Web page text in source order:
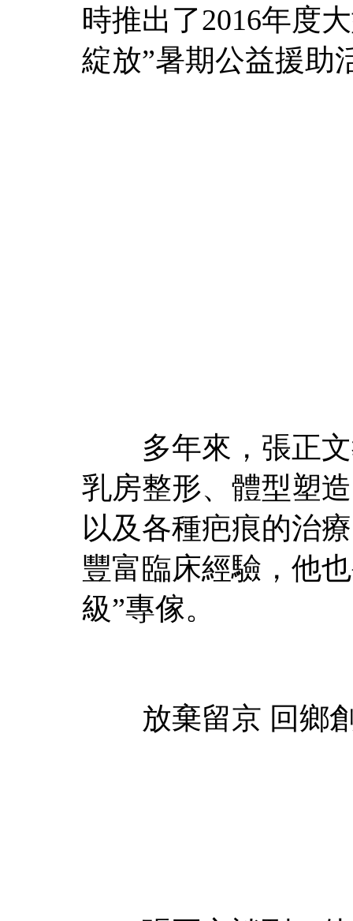
時推出了2016年度
綻放”暑期公益援助
多年來，張正文
乳房整形、體型塑
以及各種疤痕的治
豐富臨床經驗，他
級”專傢。
放棄留京 回鄉